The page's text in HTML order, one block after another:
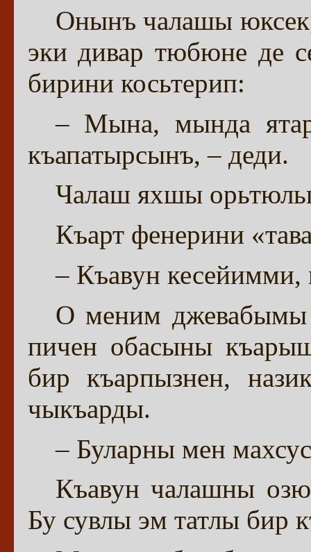
Онынъ чалашы
эки дивар тюбюне де
бирини косьтерип:
– Мына, мында
къапатырсынъ, – деди.
Чалаш яхшы
Къарт фенерини
– Къавун
О меним джевабымы
пичен обасыны
бир къарпызнен,
чыкъарды.
– Буларны мен
Къавун чалашны
Бу сувлы эм татлы бир